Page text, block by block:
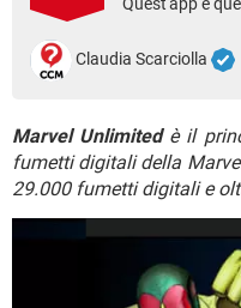
TIKTOK
HARDWARE
Claudia Scarciolla
Marvel Unlimitedè il
fumetti digitali della
29.000 fumetti digitali e